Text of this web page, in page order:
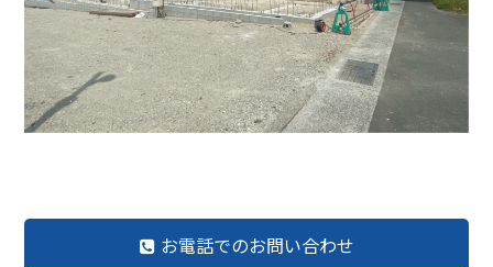
お電話でのお問い合わせ